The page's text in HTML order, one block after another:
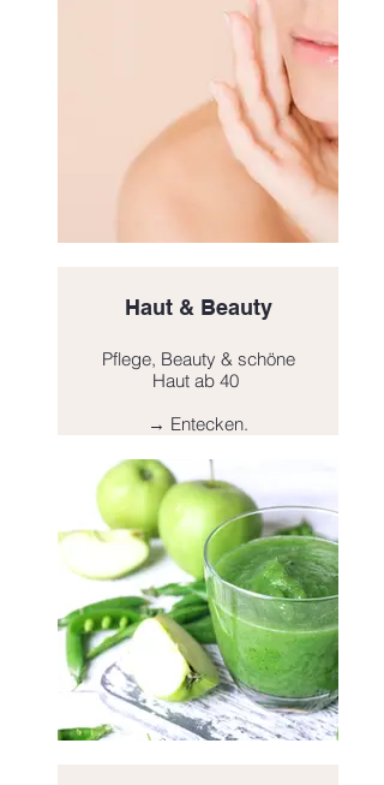
Haut & Beauty
Pflege, Beauty & schöne
Haut ab 40
→ Entecken.
Click here